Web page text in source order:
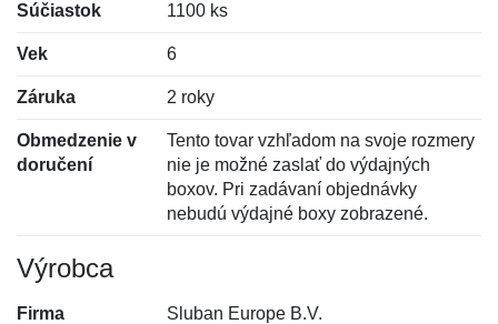
Súčiastok 1100 ks
Vek 6
Záruka 2 roky
Obmedzenie v
doručení
Tento tovar vzhľadom na svoje rozmery
nie je možné zaslať do výdajných
boxov. Pri zadávaní objednávky
nebudú výdajné boxy zobrazené.
Výrobca
Firma Sluban Europe B.V.